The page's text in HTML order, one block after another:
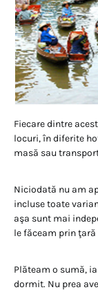
Fiecare dintre
locuri, în diferite
masă sau
Niciodată nu am
incluse toate
aşa sunt mai
le făceam prin ţară
Plăteam o sumă,
dormit. Nu prea